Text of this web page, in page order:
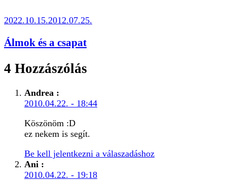
2022.10.15.2012.07.25.
Álmok és a csapat
4 Hozzászólás
Andrea :
2010.04.22. - 18:44
Köszönöm :D
ez nekem is segít.
Be kell jelentkezni a válaszadáshoz
Ani :
2010.04.22. - 19:18